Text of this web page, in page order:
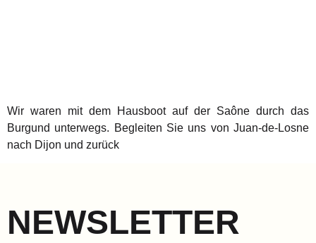
Wir waren mit dem Hausboot auf der Saône durch das
Burgund unterwegs. Begleiten Sie uns von Juan-de-Losne
nach Dijon und zurück
NEWSLETTER